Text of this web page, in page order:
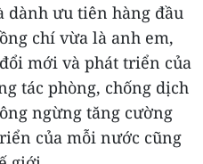
dành ưu tiên hàng đầu
chí vừa là anh em,
mới và phát triển của
tác phòng, chống dịch
ngừng tăng cường
của mỗi nước cũng